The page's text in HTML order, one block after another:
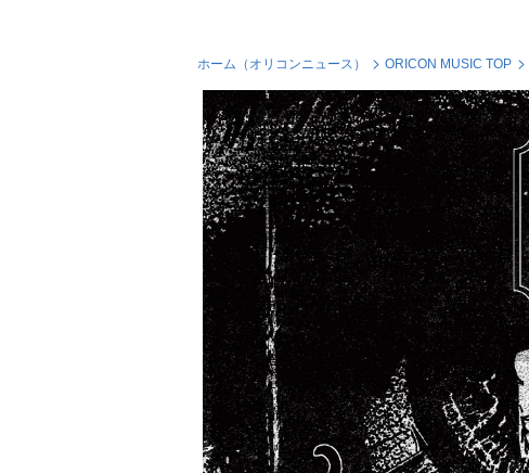
ホーム（オリコンニュース） ORICON MUSIC TOP